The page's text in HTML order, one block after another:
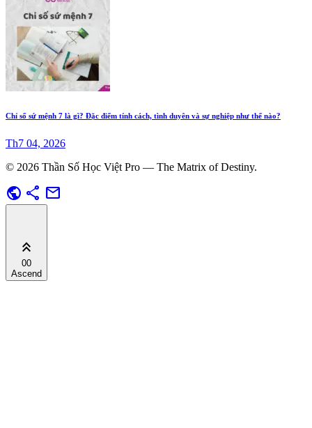
Chỉ số sứ mệnh 7 là gì? Đặc điểm tính cách, tình duyên và sự nghiệp như thế nào?
Th7 04, 2026
© 2026 Thần Số Học Việt Pro — The Matrix of Destiny.
public share mail
keyboard_double_arrow_up
00
Ascend